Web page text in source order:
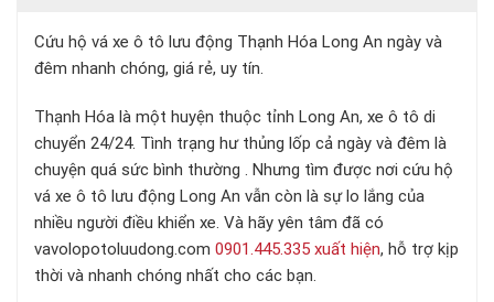
Cứu hộ vá xe ô tô lưu động Thạnh Hóa Long An ngày và
đêm nhanh chóng, giá rẻ, uy tín.
Thạnh Hóa là một huyện thuộc tỉnh Long An, xe ô tô di
chuyển 24/24. Tình trạng hư thủng lốp cả ngày và đêm là
chuyện quá sức bình thường . Nhưng tìm được nơi cứu hộ
vá xe ô tô lưu động Long An vẫn còn là sự lo lắng của
nhiều người điều khiển xe. Và hãy yên tâm đã có
vavolopotoluudong.com 0901.445.335 xuất hiện, hỗ trợ kịp
thời và nhanh chóng nhất cho các bạn.